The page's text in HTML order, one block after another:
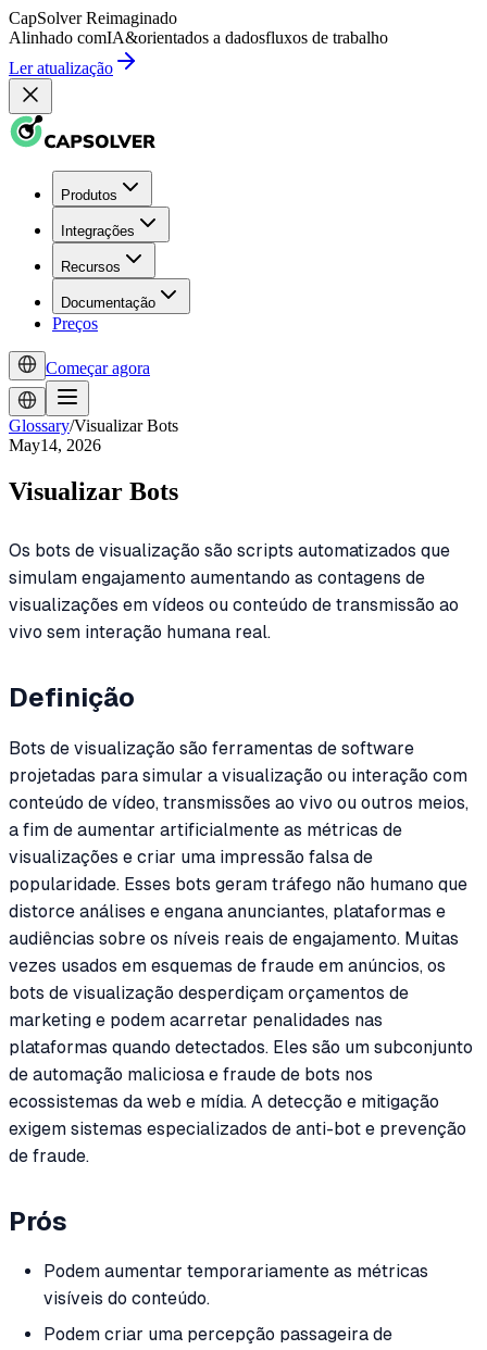
CapSolver Reimaginado
Alinhado comIA&orientados a dadosfluxos de trabalho
Ler atualização
Produtos
Integrações
Recursos
Documentação
Preços
Começar agora
Glossary/Visualizar Bots
May14, 2026
Visualizar Bots
Os bots de visualização são scripts automatizados que
simulam engajamento aumentando as contagens de
visualizações em vídeos ou conteúdo de transmissão ao
vivo sem interação humana real.
Definição
Bots de visualização são ferramentas de software
projetadas para simular a visualização ou interação com
conteúdo de vídeo, transmissões ao vivo ou outros meios,
a fim de aumentar artificialmente as métricas de
visualizações e criar uma impressão falsa de
popularidade. Esses bots geram tráfego não humano que
distorce análises e engana anunciantes, plataformas e
audiências sobre os níveis reais de engajamento. Muitas
vezes usados em esquemas de fraude em anúncios, os
bots de visualização desperdiçam orçamentos de
marketing e podem acarretar penalidades nas
plataformas quando detectados. Eles são um subconjunto
de automação maliciosa e fraude de bots nos
ecossistemas da web e mídia. A detecção e mitigação
exigem sistemas especializados de anti-bot e prevenção
de fraude.
Prós
Podem aumentar temporariamente as métricas
visíveis do conteúdo.
Podem criar uma percepção passageira de